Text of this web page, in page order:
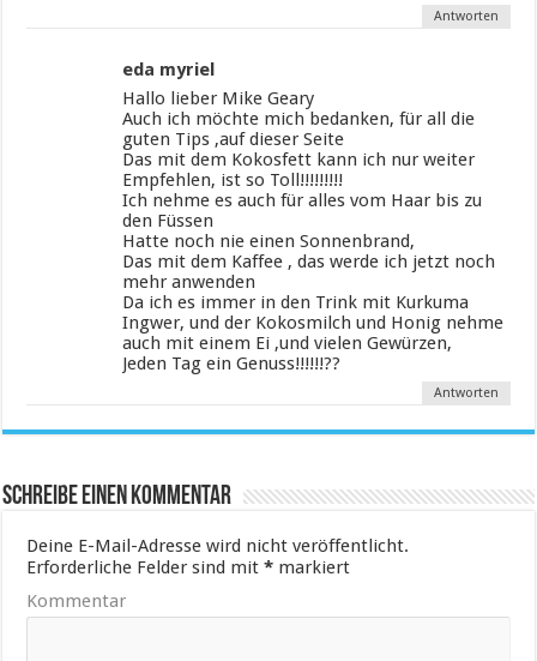
Antworten
eda myriel
Hallo lieber Mike Geary
Auch ich möchte mich bedanken, für all die
guten Tips ,auf dieser Seite
Das mit dem Kokosfett kann ich nur weiter
Empfehlen, ist so Toll!!!!!!!!!
Ich nehme es auch für alles vom Haar bis zu
den Füssen
Hatte noch nie einen Sonnenbrand,
Das mit dem Kaffee , das werde ich jetzt noch
mehr anwenden
Da ich es immer in den Trink mit Kurkuma
Ingwer, und der Kokosmilch und Honig nehme
auch mit einem Ei ,und vielen Gewürzen,
Jeden Tag ein Genuss!!!!!!??
Antworten
Schreibe einen Kommentar
Deine E-Mail-Adresse wird nicht veröffentlicht.
Erforderliche Felder sind mit* markiert
Kommentar